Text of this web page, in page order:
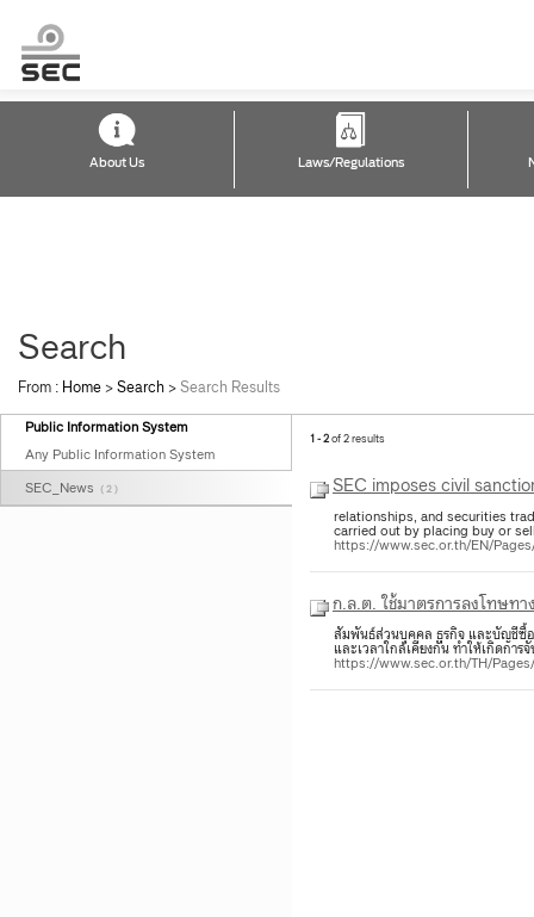
About Us Laws/Regulations
Search
From : Home >Search >Search Results
Public Information System
Any Public Information System
SEC_News ( 2 )
1 - 2of 2 results
SEC imposes civil
relationships, and securities
carried out by placing buy or
https://www.sec.or.th/EN/
ก.ล.ต. ใช้มาตรการลงโทษท
สัมพันธ์ส่วนบุคคล ธุรกิจ และบัญชีซื้อ
และเวลาใกล้เคียงกัน ทำให้เกิดการ
https://www.sec.or.th/TH/